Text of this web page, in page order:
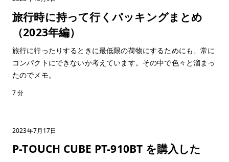
旅行時に持って行くパッキングまとめ
（2023年編）
旅行に行ったりするときに最低限の荷物にするためにも、常に
コンパクトにできないか考えています。その中で色々と溜まっ
たのでメモ。
7 分
2023年7月17日
P-TOUCH CUBE PT-910BT を購入した